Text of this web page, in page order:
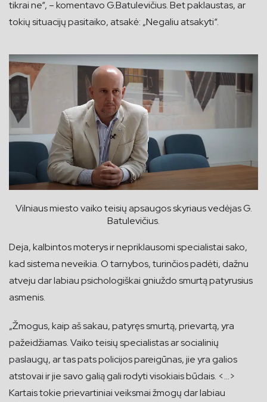
tikrai ne“, – komentavo G.Batulevičius. Bet paklaustas, ar
tokių situacijų pasitaiko, atsakė: „Negaliu atsakyti“.
Vilniaus miesto vaiko teisių apsaugos skyriaus vedėjas G.
Batulevičius.
Deja, kalbintos moterys ir nepriklausomi specialistai sako,
kad sistema neveikia. O tarnybos, turinčios padėti, dažnu
atveju dar labiau psichologiškai gniuždo smurtą patyrusius
asmenis.
„Žmogus, kaip aš sakau, patyręs smurtą, prievartą, yra
pažeidžiamas. Vaiko teisių specialistas ar socialinių
paslaugų, ar tas pats policijos pareigūnas, jie yra galios
atstovai ir jie savo galią gali rodyti visokiais būdais. <…>
Kartais tokie prievartiniai veiksmai žmogų dar labiau